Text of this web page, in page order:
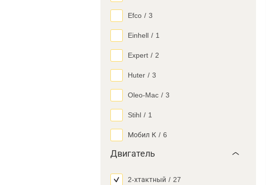
Efco / 3
Einhell / 1
Expert / 2
Huter / 3
Oleo-Mac / 3
Stihl / 1
Мобил К / 6
Двигатель
2-хтактный / 27